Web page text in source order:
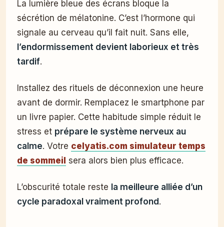
La lumière bleue des écrans bloque la
sécrétion de mélatonine. C’est l’hormone qui
signale au cerveau qu’il fait nuit. Sans elle,
l’endormissement devient laborieux et très
tardif.
Installez des rituels de déconnexion une heure
avant de dormir. Remplacez le smartphone par
un livre papier. Cette habitude simple réduit le
stress et prépare le système nerveux au
calme. Votre celyatis.com simulateur temps
de sommeil sera alors bien plus efficace.
L’obscurité totale reste la meilleure alliée d’un
cycle paradoxal vraiment profond .